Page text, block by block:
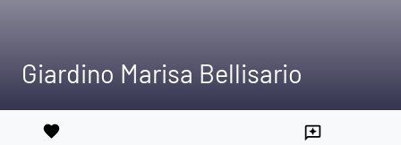
Giardino Marisa Bellisario
favorite reviews